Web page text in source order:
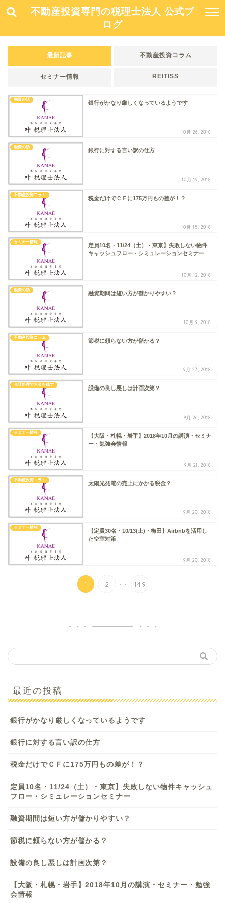
不動産投資専門の税理士法人 公式ブ
ログ
最新記事 不動産投資コラム
セミナー情報 REITISS
融資の話
銀行がかなり厳しくなっているようです
10月 26, 2018
融資の話
銀行に対する言い訳の仕方
10月 19, 2018
不動産投資コラム
税金だけでＣＦに175万円もの差が！？
10月 15, 2018
セミナー情報
定員10名・11/24（土）・東京】失敗しない物件
キャッシュフロー・シミュレーションセミナー
10月 12, 2018
融資の話
融資期間は短い方が儲かりやすい？
10月 9, 2018
不動産投資コラム
節税に頼らない方が儲かる？
9月 27, 2018
会計処理でお金を残す
設備の良し悪しは計画次第？
9月 26, 2018
セミナー情報
【大阪・札幌・岩手】2018年10月の講演・セミナ
ー・勉強会情報
9月 21, 2018
不動産投資コラム
太陽光発電の売上にかかる税金？
9月 20, 2018
セミナー情報
【定員30名・10/13(土)・梅田】Airbnbを活用し
た空室対策
9月 20, 2018
1 2 ... 149
最近の投稿
銀行がかなり厳しくなっているようです
銀行に対する言い訳の仕方
税金だけでＣＦに175万円もの差が！？
定員10名・11/24（土）・東京】失敗しない物件キャッシュ
フロー・シミュレーションセミナー
融資期間は短い方が儲かりやすい？
節税に頼らない方が儲かる？
設備の良し悪しは計画次第？
【大阪・札幌・岩手】2018年10月の講演・セミナー・勉強
会情報